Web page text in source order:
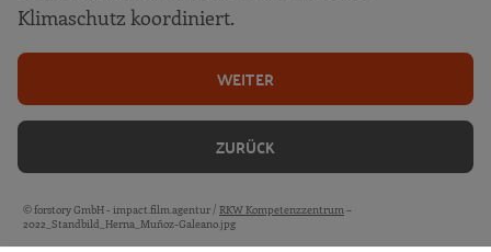
Klimaschutz koordiniert.
ZURÜCK
WEITER
Bildquellen und Copyright-Hinweise
© forstory GmbH - impact.film.agentur / RKW Kompetenzzentrum –
2022_Standbild_Herna_Muñoz-Galeano.jpg